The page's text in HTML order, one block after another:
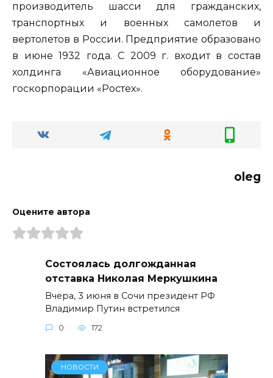
производитель шасси для гражданских,
транспортных и военных самолетов и
вертолетов в России. Предприятие образовано
в июне 1932 года. С 2009 г. входит в состав
холдинга «Авиационное оборудование»
госкорпорации «Ростех».
oleg
Оцените автора
Состоялась долгожданная
отставка Николая Меркушкина
Вчера, 3 июня в Сочи президент РФ
Владимир Путин встретился
0 172
НОВОСТИ